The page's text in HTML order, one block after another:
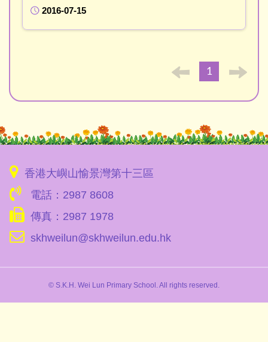
2016-07-15
1
香港大嶼山愉景灣第十三區
電話：2987 8608
傳真：2987 1978
skhweilun@skhweilun.edu.hk
© S.K.H. Wei Lun Primary School. All rights reserved.